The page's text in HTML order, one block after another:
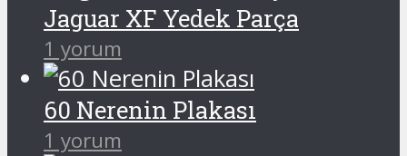
Jaguar XF Yedek Parça
1 yorum
60 Nerenin Plakası
1 yorum